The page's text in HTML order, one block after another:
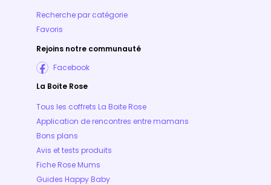
Recherche par catégorie
Favoris
Rejoins notre communauté
Facebook
La Boite Rose
Tous les coffrets La Boite Rose
Application de rencontres entre mamans
Bons plans
Avis et tests produits
Fiche Rose Mums
Guides Happy Baby